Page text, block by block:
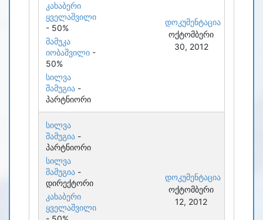
კახაბერი
ყველაშვილი
- 50%
მამუკა
იობაშვილი -
50%
სილვა
შამუგია -
პარტნიორი
დოკუმენტაცია
ოქტომბერი
30, 2012
სილვა
შამუგია -
პარტნიორი
სილვა
შამუგია -
დირექტორი
კახაბერი
ყველაშვილი
დოკუმენტაცია
ოქტომბერი
12, 2012